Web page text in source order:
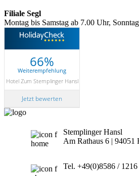
Filiale Segl
Montag bis Samstag ab 7.00 Uhr,
66%
Weiterempfehlung
Hotel Zum Stemplinger Hansl
Jetzt bewerten
Stemplinger Hansl
Am Rathaus 6 | 94051
Tel. +49(0)8586 / 1216